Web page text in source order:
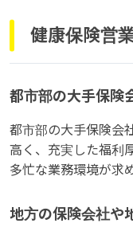
健康保険営
都市部の大手保険
都市部の大手保険会
高く、充実した福利
多忙な業務環境が求
地方の保険会社や